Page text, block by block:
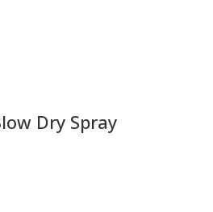
Dry Spray